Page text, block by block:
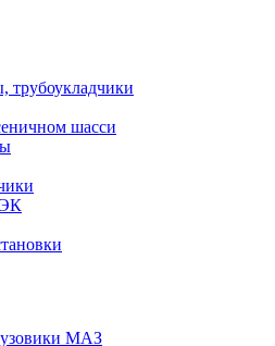
трубоукладчики
шасси
МАЗ